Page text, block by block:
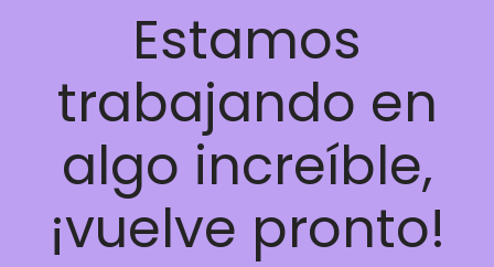
Estamos
trabajando en
algo increíble,
¡vuelve pronto!